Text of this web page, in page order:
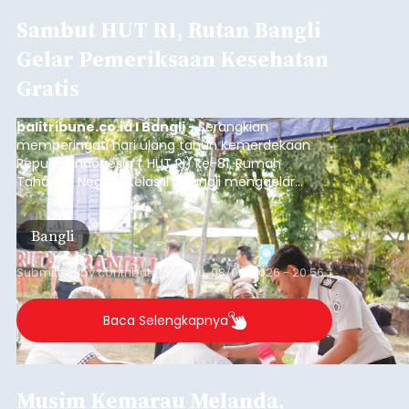
Sambut HUT RI, Rutan Bangli
Gelar Pemeriksaan Kesehatan
Gratis
balitribune.co.id I Bangli -Serangkian
memperingati hari ulang tahun Kemerdekaan
Republik Indonesia ( HUT RI) ke-81, Rumah
Tahanan Negara Kelas II B Bangli menggelar
kegiatan pemeriksaan kesehatan gratis, Rabu
(6/8/2026).
Bangli
Submitted bycontributor Thu, 08/06/2026 - 20:56
Baca Selengkapnya
Musim Kemarau Melanda,